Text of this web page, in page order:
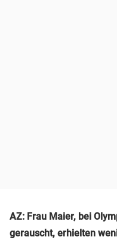
AZ: Frau Maier, bei
gerauscht, erhielten